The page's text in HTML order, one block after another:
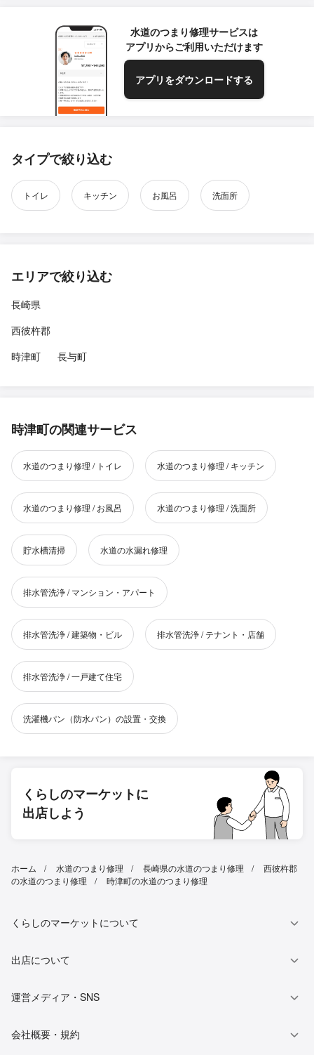
水道のつまり修理サービスは
アプリからご利用いただけます
アプリをダウンロードする
タイプで絞り込む
トイレ キッチン お風呂 洗面所
エリアで絞り込む
長崎県
西彼杵郡
時津町
長与町
時津町の関連サービス
水道のつまり修理 / トイレ 水道のつまり修理 / キッチン
水道のつまり修理 / お風呂 水道のつまり修理 / 洗面所
貯水槽清掃 水道の水漏れ修理
排水管洗浄 / マンション・アパート
排水管洗浄 / 建築物・ビル 排水管洗浄 / テナント・店舗
排水管洗浄 / 一戸建て住宅
洗濯機パン（防水パン）の設置・交換
くらしのマーケットに
出店しよう
ホーム 水道のつまり修理 長崎県の水道のつまり修理
西彼杵郡
の水道のつまり修理
時津町の水道のつまり修理
くらしのマーケットについて
出店について
運営メディア・SNS
会社概要・規約